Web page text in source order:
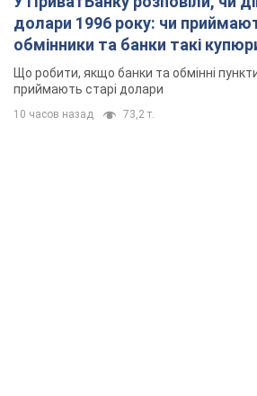
долари 1996 року: чи
обмінники та банки такі
Що робити, якщо банки та обмінні
приймають старі долари
10 часов назад 73,2 т.